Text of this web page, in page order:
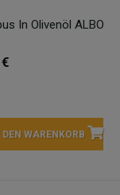
In Olivenöl ALBO
DEN WARENKORB